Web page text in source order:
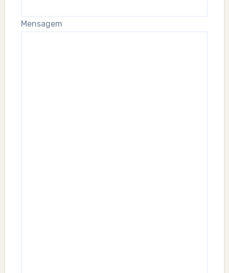
Mensagem